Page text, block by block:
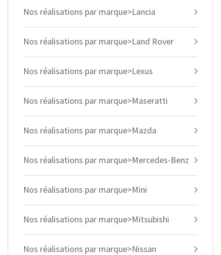
Nos réalisations par marque>Lancia
Nos réalisations par marque>Land Rover
Nos réalisations par marque>Lexus
Nos réalisations par marque>Maseratti
Nos réalisations par marque>Mazda
Nos réalisations par marque>Mercedes-Benz
Nos réalisations par marque>Mini
Nos réalisations par marque>Mitsubishi
Nos réalisations par marque>Nissan